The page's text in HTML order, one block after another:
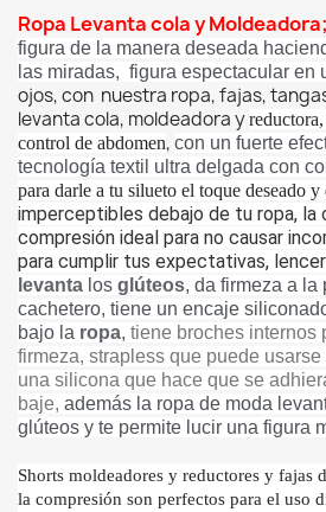
Ropa Levanta cola y Moldeadora;
figura de la manera deseada
las miradas, figura espectacular en
ojos, con nuestra ropa, fajas,
levanta cola, moldeadora y
control de abdomen, con un fuerte
tecnología textil ultra delgada con
para darle a tu silueto el toque deseado y
imperceptibles debajo de tu ropa,
compresión ideal para no causar
para cumplir tus expectativas,
levanta los glúteos, da firmeza a
cachetero, tiene un encaje
bajo la ropa, tiene broches internos
firmeza, strapless que puede
una silicona que hace que se
baje, además la ropa de moda
glúteos y te permite lucir una figura
Shorts moldeadores y reductores y fajas
la compresión son perfectos para el uso